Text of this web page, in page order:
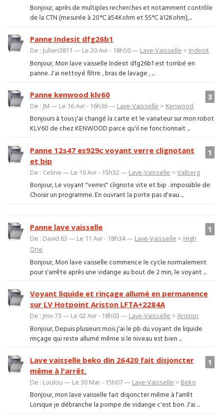
Bonjour, après de multiples recherches et notamment contrôle
de la CTN (mesurée à 20°C à54Kohm et 55°C à12Kohm),...
Panne Indesit dfg26b1
De : Julien3811 — Le 20 Avr - 18h50 — Lave-Vaisselle > Indesit
Bonjour, Mon lave vaisselle Indesit dfg26b1 est tombé en
panne. J'ai nettoyé filtre , bras de lavage , ...
3
Panne kenwood klv60
De : JM — Le 16 Avr - 16h36 — Lave-Vaisselle > Kenwood
Bonjours à tous j'ai changé la carte et le variateur sur mon robot
KLV60 de chez KENWOOD parce qu'il ne fonctionnait ...
1
Panne 12s47 es929c voyant verre clignotant
et bip
De : Celine — Le 16 Avr - 15h32 — Lave-Vaisselle >Valberg
Bonjour, Le voyant "verres" clignote vite et bip . impossible de
Choisir un programme. En ouvrant la porte pas d'eau ...
1
Panne lave vaisselle
De : David 63 — Le 11 Avr - 18h34 — Lave-Vaisselle > High
One
Bonjour, Mon lave vaisselle commence le cycle normalement
pour s'arrête après une vidange au bout de 2 min, le voyant ...
Voyant liquide et rinçage allumé en permanence
sur LV Hotpoint Ariston LFTA+2284A
De : Jmv-73 — Le 02 Avr - 18h03 — Lave-Vaisselle >Ariston
Bonjour, Depuis plusieurs mois j'ai le pb du voyant de liquide
rinçage qui reste allumé même si le niveau est bien ...
1
Lave vaisselle beko din 26420 fait disjoncter
même à l'arrêt.
De : Loulou — Le 30 Mar - 15h07 — Lave-Vaisselle > Beko
Bonjour, mon lave vaisselle fait disjoncter même à l'arrêt
Lorsque je débranche la pompe de vidange c'est bon. J'ai ...